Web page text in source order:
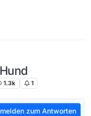
1.3k 1
zum Antworten